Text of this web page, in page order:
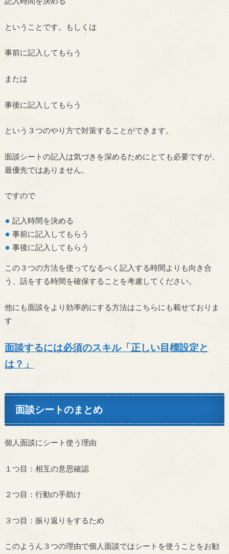
ということです。もしくは
事前に記入してもらう
または
事後に記入してもらう
という３つのやり方で対策することができます。
面談シートの記入は気づきを深めるためにとても必要ですが、
最優先ではありません。
ですので
記入時間を決める
事前に記入してもらう
事後に記入してもらう
この３つの方法を使ってなるべく記入する時間よりも向き合
う、話をする時間を確保することを考慮してください。
他にも面談をより効率的にする方法はこちらにも載せておりま
す
面談するには必須のスキル「正しい目標設定と
は？」
面談シートのまとめ
個人面談にシート使う理由
１つ目：相互の意思確認
２つ目：行動の手助け
３つ目：振り返りをするため
このようん３つの理由で個人面談ではシートを使うことをお勧